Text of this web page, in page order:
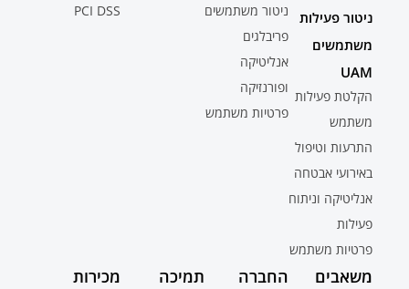
ניטור פעילות
משתמשים
UAM
הקלטת פעילות
משתמש
התרעות וטיפול
באירועי אבטחה
אנליטיקה וניתוח
פעילות
פרטיות משתמש
ניטור משתמשים
פריבלגים
אנליטיקה
ופורנזיקה
פרטיות משתמש
PCI DSS
משאבים החברה תמיכה מכירות